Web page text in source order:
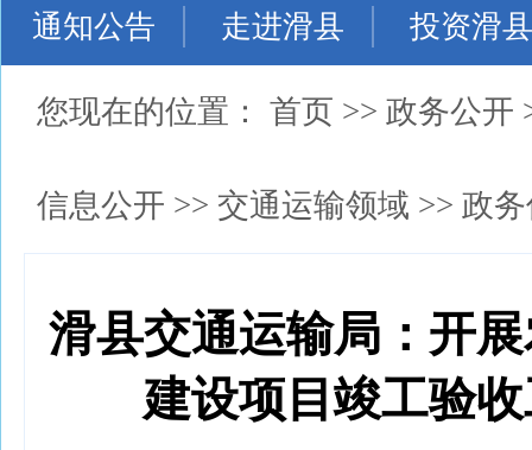
通知公告 走进滑县 投资滑县
您现在的位置： 首页 >> 政务公开
信息公开 >> 交通运输领域 >> 政
滑县交通运输局：开
建设项目竣工验